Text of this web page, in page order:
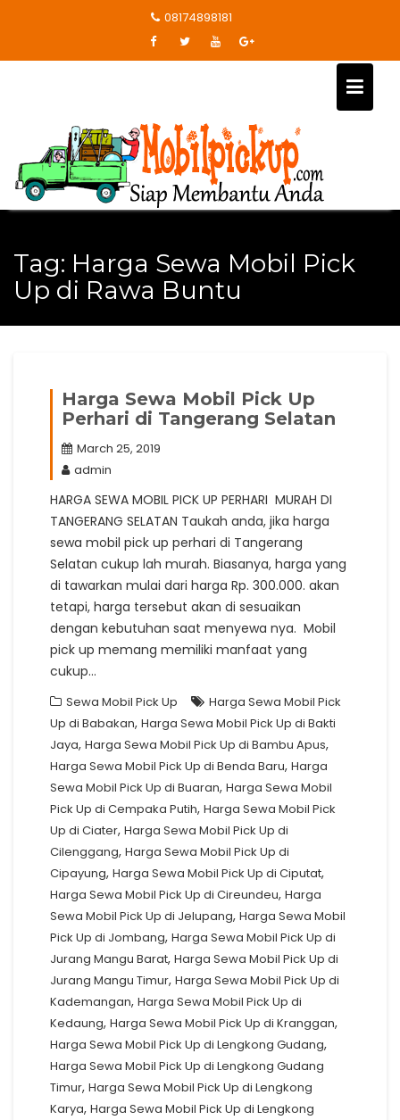
08174898181
Tag: Harga Sewa Mobil Pick
Up di Rawa Buntu
Harga Sewa Mobil Pick Up
Perhari di Tangerang Selatan
March 25, 2019
admin
HARGA SEWA MOBIL PICK UP PERHARI MURAH DI
TANGERANG SELATAN Taukah anda, jika harga
sewa mobil pick up perhari di Tangerang
Selatan cukup lah murah. Biasanya, harga yang
di tawarkan mulai dari harga Rp. 300.000. akan
tetapi, harga tersebut akan di sesuaikan
dengan kebutuhan saat menyewa nya. Mobil
pick up memang memiliki manfaat yang
cukup…
Sewa Mobil Pick Up
Harga Sewa Mobil Pick
Up di Babakan, Harga Sewa Mobil Pick Up di Bakti
Jaya, Harga Sewa Mobil Pick Up di Bambu Apus,
Harga Sewa Mobil Pick Up di Benda Baru, Harga
Sewa Mobil Pick Up di Buaran, Harga Sewa Mobil
Pick Up di Cempaka Putih, Harga Sewa Mobil Pick
Up di Ciater, Harga Sewa Mobil Pick Up di
Cilenggang, Harga Sewa Mobil Pick Up di
Cipayung, Harga Sewa Mobil Pick Up di Ciputat,
Harga Sewa Mobil Pick Up di Cireundeu, Harga
Sewa Mobil Pick Up di Jelupang, Harga Sewa Mobil
Pick Up di Jombang, Harga Sewa Mobil Pick Up di
Jurang Mangu Barat, Harga Sewa Mobil Pick Up di
Jurang Mangu Timur, Harga Sewa Mobil Pick Up di
Kademangan, Harga Sewa Mobil Pick Up di
Kedaung, Harga Sewa Mobil Pick Up di Kranggan,
Harga Sewa Mobil Pick Up di Lengkong Gudang,
Harga Sewa Mobil Pick Up di Lengkong Gudang
Timur, Harga Sewa Mobil Pick Up di Lengkong
Karya, Harga Sewa Mobil Pick Up di Lengkong